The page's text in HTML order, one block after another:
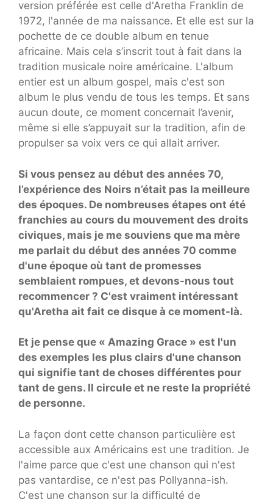
version préférée est celle d'Aretha Franklin de
1972, l'année de ma naissance. Et elle est sur la
pochette de ce double album en tenue
africaine. Mais cela s’inscrit tout à fait dans la
tradition musicale noire américaine. L'album
entier est un album gospel, mais c'est son
album le plus vendu de tous les temps. Et sans
aucun doute, ce moment concernait l’avenir,
même si elle s’appuyait sur la tradition, afin de
propulser sa voix vers ce qui allait arriver.
Si vous pensez au début des années 70,
l’expérience des Noirs n’était pas la meilleure
des époques. De nombreuses étapes ont été
franchies au cours du mouvement des droits
civiques, mais je me souviens que ma mère
me parlait du début des années 70 comme
d'une époque où tant de promesses
semblaient rompues, et devons-nous tout
recommencer ? C'est vraiment intéressant
qu'Aretha ait fait ce disque à ce moment-là.
Et je pense que « Amazing Grace » est l'un
des exemples les plus clairs d'une chanson
qui signifie tant de choses différentes pour
tant de gens. Il circule et ne reste la propriété
de personne.
La façon dont cette chanson particulière est
accessible aux Américains est une tradition. Je
l'aime parce que c'est une chanson qui n'est
pas vantardise, ce n'est pas Pollyanna-ish.
C'est une chanson sur la difficulté de